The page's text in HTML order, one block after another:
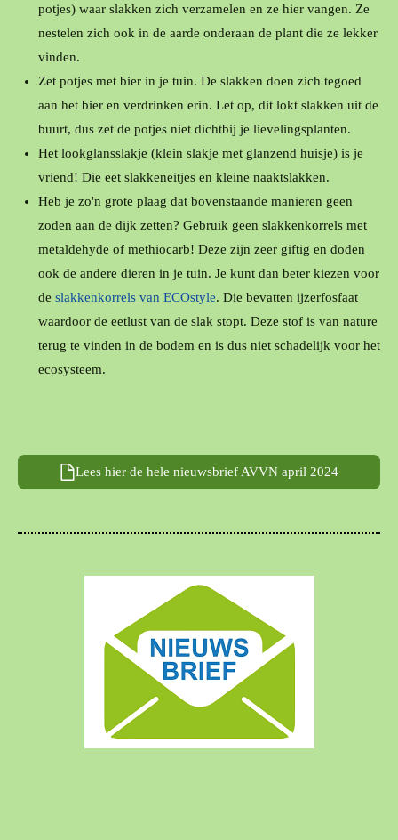
potjes) waar slakken zich verzamelen en ze hier vangen. Ze
nestelen zich ook in de aarde onderaan de plant die ze lekker
vinden.
Zet potjes met bier in je tuin. De slakken doen zich tegoed
aan het bier en verdrinken erin. Let op, dit lokt slakken uit de
buurt, dus zet de potjes niet dichtbij je lievelingsplanten.
Het lookglansslakje (klein slakje met glanzend huisje) is je
vriend! Die eet slakkeneitjes en kleine naaktslakken.
Heb je zo'n grote plaag dat bovenstaande manieren geen
zoden aan de dijk zetten? Gebruik geen slakkenkorrels met
metaldehyde of methiocarb! Deze zijn zeer giftig en doden
ook de andere dieren in je tuin. Je kunt dan beter kiezen voor
de slakkenkorrels van ECOstyle. Die bevatten ijzerfosfaat
waardoor de eetlust van de slak stopt. Deze stof is van nature
terug te vinden in de bodem en is dus niet schadelijk voor het
ecosysteem.
Lees hier de hele nieuwsbrief AVVN april 2024